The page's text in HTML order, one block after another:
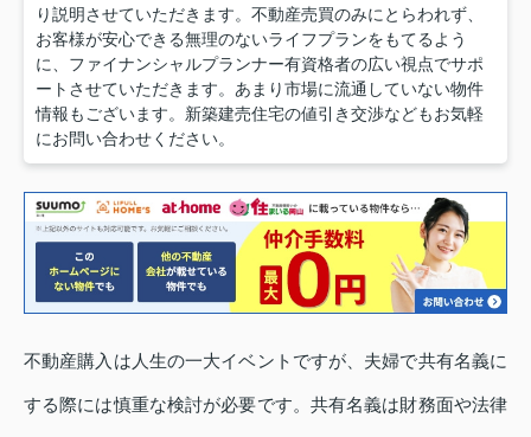
り説明させていただきます。不動産売買のみにとらわれず、
お客様が安心できる無理のないライフプランをもてるよう
に、ファイナンシャルプランナー有資格者の広い視点でサポ
ートさせていただきます。あまり市場に流通していない物件
情報もございます。新築建売住宅の値引き交渉などもお気軽
にお問い合わせください。
不動産購入は人生の一大イベントですが、夫婦で共有名義に
する際には慎重な検討が必要です。共有名義は財務面や法律